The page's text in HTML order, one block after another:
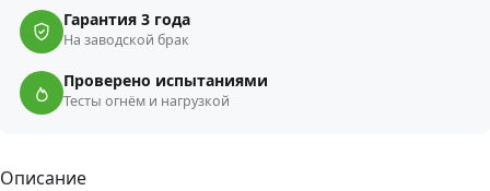
Гарантия 3 года
На заводской брак
Проверено испытаниями
Тесты огнём и нагрузкой
Описание